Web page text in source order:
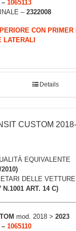
– 1065113
– 2322008
CON
LATERALI
Details
CUSTOM
EQUIVALENTE
DELLE
N.1001 ART. 14 C)
mod. 2018 > 2023
– 1065110